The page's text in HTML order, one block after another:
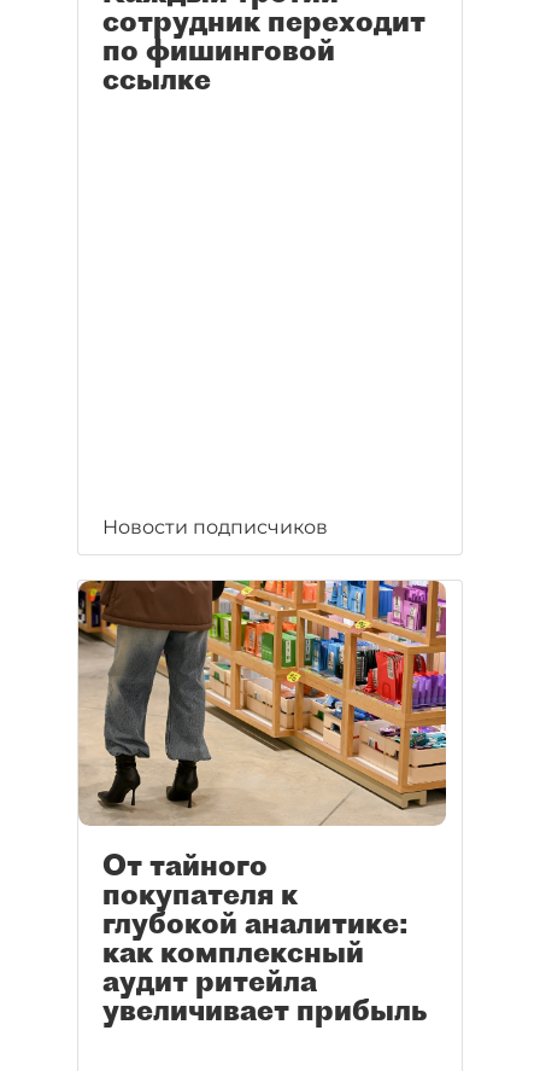
сотрудник переходит
по фишинговой
ссылке
Новости подписчиков
От тайного
покупателя к
глубокой аналитике:
как комплексный
аудит ритейла
увеличивает прибыль